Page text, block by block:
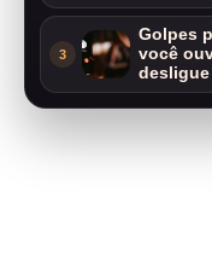
3
Golpes
você
desligue